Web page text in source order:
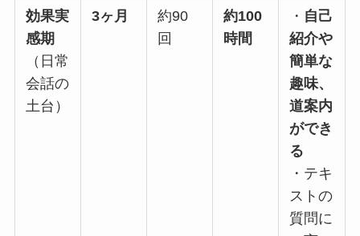
効果実
感期
（日常
会話の
土台）
3ヶ月
約90
回
約100
時間
・ 自己
紹介や
簡単な
趣味、
道案内
ができ
る
・テキ
ストの
質問に